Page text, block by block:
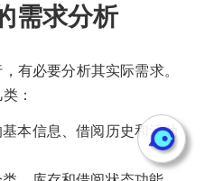
需求分析
有必要分析其实际需求。
：
基本信息、借阅历史和活动